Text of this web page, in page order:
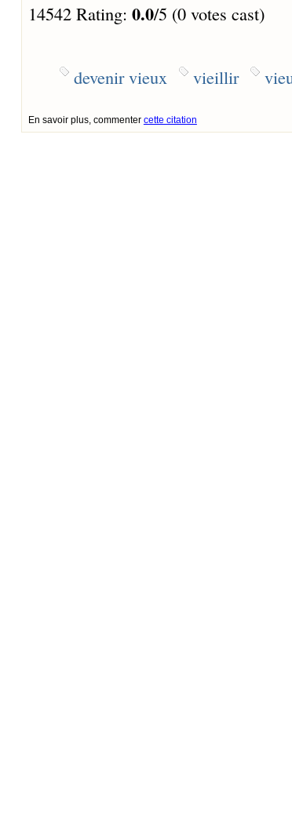
14542 Rating: 0.0/5 (0 votes cast)
devenir vieux vieillir
En savoir plus, commenter cette citation